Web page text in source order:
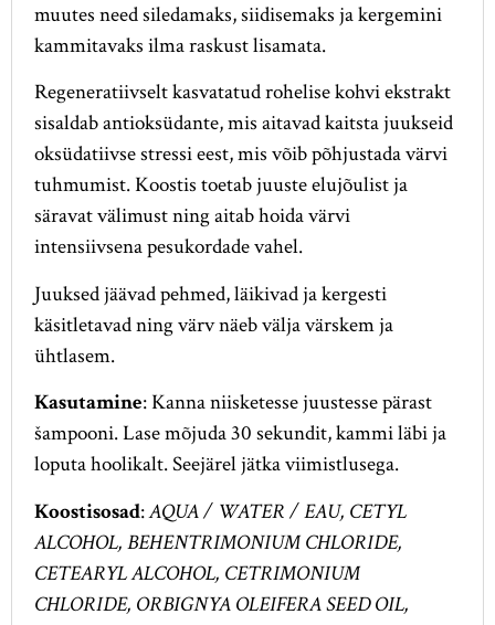
muutes need siledamaks, siidisemaks ja kergemini
kammitavaks ilma raskust lisamata.
Regeneratiivselt kasvatatud rohelise kohvi ekstrakt
sisaldab antioksüdante, mis aitavad kaitsta juukseid
oksüdatiivse stressi eest, mis võib põhjustada värvi
tuhmumist. Koostis toetab juuste elujõulist ja
säravat välimust ning aitab hoida värvi
intensiivsena pesukordade vahel.
Juuksed jäävad pehmed, läikivad ja kergesti
käsitletavad ning värv näeb välja värskem ja
ühtlasem.
Kasutamine: Kanna niisketesse juustesse pärast
šampooni. Lase mõjuda 30 sekundit, kammi läbi ja
loputa hoolikalt. Seejärel jätka viimistlusega.
Koostisosad:AQUA / WATER / EAU, CETYL
ALCOHOL, BEHENTRIMONIUM CHLORIDE,
CETEARYL ALCOHOL, CETRIMONIUM
CHLORIDE, ORBIGNYA OLEIFERA SEED OIL,